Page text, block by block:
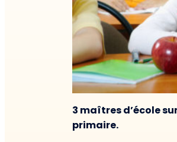
3 maîtres d’école
primaire.